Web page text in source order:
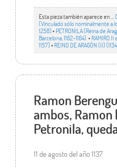
Esta pieza también aparece en ...
(Vinculado sólo nominalmente a
1258)• PETRONILA (Reina de
Barcelona, 1162-1164) • RAMIRO
1157)• REINO DE ARAGÓN (II)
Ramon
ambos, Ramon
Petronila,
11 de agosto del año 1137